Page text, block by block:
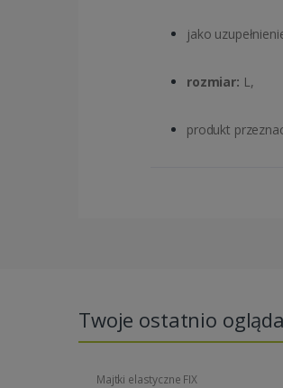
jako
rozmiar: L,
produkt
Twoje ostatnio
Majtki elastyczne FIX